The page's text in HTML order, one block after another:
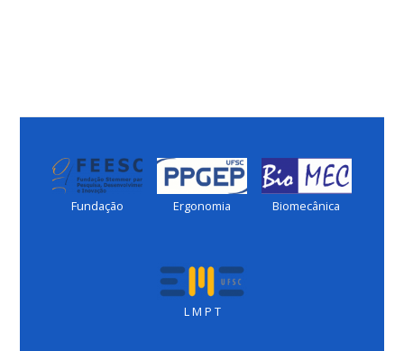
Fundação Ergonomia Biomecânica
L M P T